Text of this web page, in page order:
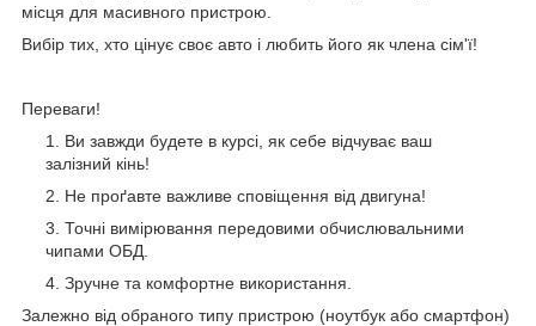
місця для масивного пристрою.
Вибір тих, хто цінує своє авто і любить його як члена сім'ї!
Переваги!
Ви завжди будете в курсі, як себе відчуває ваш
залізний кінь!
Не проґавте важливе сповіщення від двигуна!
Точні вимірювання передовими обчислювальними
чипами ОБД.
Зручне та комфортне використання.
Залежно від обраного типу пристрою (ноутбук або смартфон)